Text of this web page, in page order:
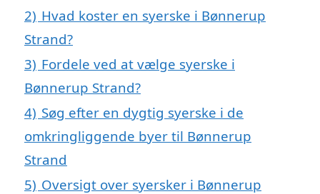
2) Hvad koster en syerske i Bønnerup
Strand?
3) Fordele ved at vælge syerske i
Bønnerup Strand?
4) Søg efter en dygtig syerske i de
omkringliggende byer til Bønnerup
Strand
5) Oversigt over syersker i Bønnerup